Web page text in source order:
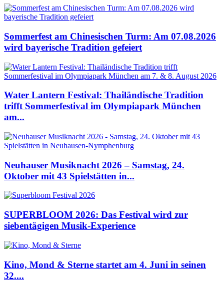
Sommerfest am Chinesischen Turm: Am 07.08.2026
wird bayerische Tradition gefeiert
Water Lantern Festival: Thailändische Tradition
trifft Sommerfestival im Olympiapark München
am...
Neuhauser Musiknacht 2026 – Samstag, 24.
Oktober mit 43 Spielstätten in...
SUPERBLOOM 2026: Das Festival wird zur
siebentägigen Musik-Experience
Kino, Mond & Sterne startet am 4. Juni in seinen
32....